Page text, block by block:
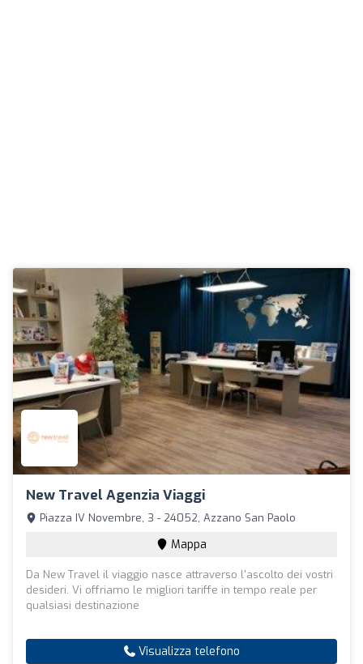
New Travel Agenzia Viaggi
Piazza IV Novembre, 3 - 24052, Azzano San Paolo
Mappa
Da New Travel il viaggio nasce attraverso l'ascolto dei vostri
desideri. Vi offriamo le migliori tariffe in tempo reale per
qualsiasi destinazione
Visualizza telefono